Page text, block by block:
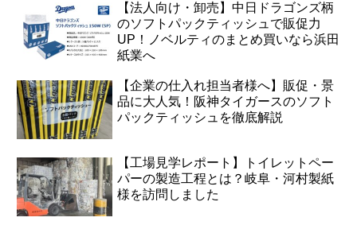
【法人向け・卸売】中日ドラゴンズ柄
のソフトパックティッシュで販促力
UP！ノベルティのまとめ買いなら浜田
紙業へ
【企業の仕入れ担当者様へ】販促・景
品に大人気！阪神タイガースのソフト
パックティッシュを徹底解説
【工場見学レポート】トイレットペー
パーの製造工程とは？岐阜・河村製紙
様を訪問しました